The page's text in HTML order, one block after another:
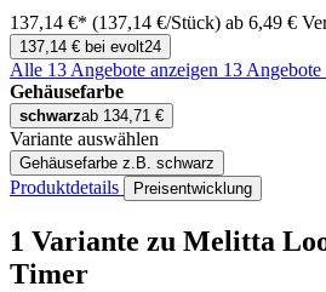
137,14 €* (137,14 €/Stück) ab 6,49 €
137,14 € bei evolt24
Alle 13 Angebote anzeigen 13 Angebote
Gehäusefarbe
schwarzab 134,71 €
Variante auswählen
Gehäusefarbe z.B. schwarz
Produktdetails Preisentwicklung
1 Variante zu Melitta
Timer